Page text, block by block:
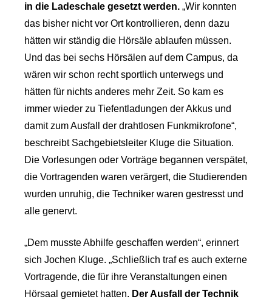
in die Ladeschale gesetzt werden. „Wir konnten
das bisher nicht vor Ort kontrollieren, denn dazu
hätten wir ständig die Hörsäle ablaufen müssen.
Und das bei sechs Hörsälen auf dem Campus, da
wären wir schon recht sportlich unterwegs und
hätten für nichts anderes mehr Zeit. So kam es
immer wieder zu Tiefentladungen der Akkus und
damit zum Ausfall der drahtlosen Funkmikrofone“,
beschreibt Sachgebietsleiter Kluge die Situation.
Die Vorlesungen oder Vorträge begannen verspätet,
die Vortragenden waren verärgert, die Studierenden
wurden unruhig, die Techniker waren gestresst und
alle genervt.
„Dem musste Abhilfe geschaffen werden“, erinnert
sich Jochen Kluge. „Schließlich traf es auch externe
Vortragende, die für ihre Veranstaltungen einen
Hörsaal gemietet hatten. Der Ausfall der Technik